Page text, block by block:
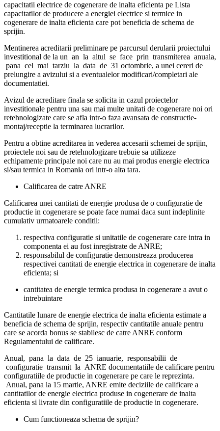
capacitatii electrice de cogenerare de inalta eficienta pe Lista
capacitatilor de producere a energiei electrice si termice in
cogenerare de inalta eficienta care pot beneficia de schema de
sprijin.
Mentinerea acreditarii preliminare pe parcursul derularii proiectului
investitional de la un an la altul se face prin transmiterea anuala,
pana cel mai tarziu la data de 31 octombrie, a unei cereri de
prelungire a avizului si a eventualelor modificari/completari ale
documentatiei.
Avizul de acreditare finala se solicita in cazul proiectelor
investitionale pentru una sau mai multe unitati de cogenerare noi ori
retehnologizate care se afla intr-o faza avansata de constructie-
montaj/receptie la terminarea lucrarilor.
Pentru a obtine acreditarea in vederea accesarii schemei de sprijin,
proiectele noi sau de retehnologizare trebuie sa utilizeze
echipamente principale noi care nu au mai produs energie electrica
si/sau termica in Romania ori intr-o alta tara.
Calificarea de catre ANRE
Calificarea unei cantitati de energie produsa de o configuratie de
productie in cogenerare se poate face numai daca sunt indeplinite
cumulativ urmatoarele conditii:
respectiva configuratie si unitatile de cogenerare care intra in
componenta ei au fost inregistrate de ANRE;
responsabilul de configuratie demonstreaza producerea
respectivei cantitati de energie electrica in cogenerare de inalta
eficienta; si
cantitatea de energie termica produsa in cogenerare a avut o
intrebuintare
Cantitatile lunare de energie electrica de inalta eficienta estimate a
beneficia de schema de sprijin, respectiv cantitatile anuale pentru
care se acorda bonus se stabilesc de catre ANRE conform
Regulamentului de calificare.
Anual, pana la data de 25 ianuarie, responsabilii de
configuratie transmit la ANRE documentatiile de calificare pentru
configuratiile de productie in cogenerare pe care le reprezinta.
Anual, pana la 15 martie, ANRE emite deciziile de calificare a
cantitatilor de energie electrica produse in cogenerare de inalta
eficienta si livrate din configuratiile de productie in cogenerare.
Cum functioneaza schema de sprijin?